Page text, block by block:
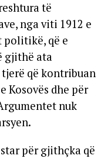
të
nga viti 1912 e
politikë, që e
gjithë ata
që kontribuan
Kosovës dhe për
nuk
për gjithçka që